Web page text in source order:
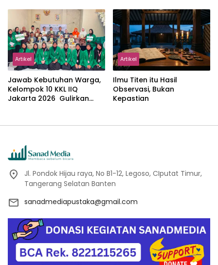
dalam Pemikiran Masykuri
Abdillah
Artikel
Jawab Kebutuhan Warga,
Kelompok 10 KKL IIQ
Jakarta 2026 Gulirkan
Artikel
Ilmu Titen itu Hasil
Observasi, Bukan
Kepastian
Jl. Pondok Hijau raya, No B1-12, Legoso, CIputat Timur,
Tangerang Selatan Banten
sanadmediapustaka@gmail.com